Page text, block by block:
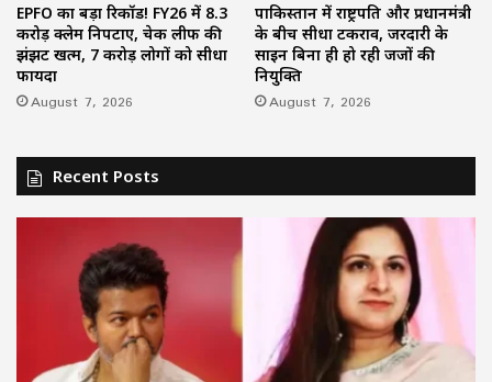
EPFO का बड़ा रिकॉर्ड! FY26 में 8.3
करोड़ क्लेम निपटाए, चेक लीफ की
झंझट खत्म, 7 करोड़ लोगों को सीधा
फायदा
August 7, 2026
पाकिस्तान में राष्ट्रपति और प्रधानमंत्री
के बीच सीधा टकराव, जरदारी के
साइन बिना ही हो रही जजों की
नियुक्ति
August 7, 2026
Recent Posts